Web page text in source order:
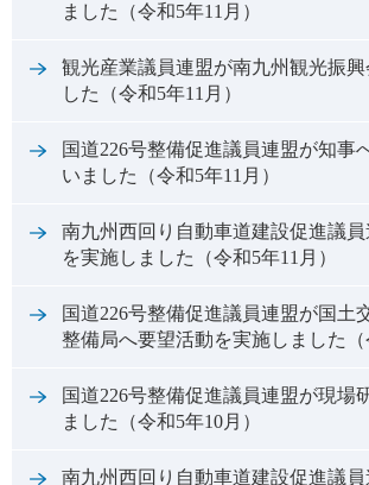
ました（令和5年11月）
観光産業議員連盟が南九州観光振興
した（令和5年11月）
国道226号整備促進議員連盟が知事
いました（令和5年11月）
南九州西回り自動車道建設促進議
を実施しました（令和5年11月）
国道226号整備促進議員連盟が国土
整備局へ要望活動を実施しました（
国道226号整備促進議員連盟が現場
ました（令和5年10月）
南九州西回り自動車道建設促進議